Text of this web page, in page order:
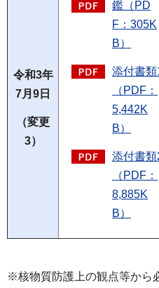
令和3年
7月9日
（変更
3）
鑑（PD
F：305K
B）
添付書類
（PDF：
5,442K
B）
添付書類
（PDF：
8,885K
B）
※核物質防護上の観点等から